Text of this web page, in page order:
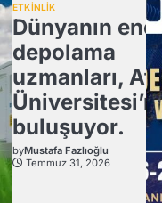
ETKİNLİK
Dünyanın
depolama
uzmanları,
buluşuyor.
byMustafa Fazlıoğlu
Temmuz 31, 2026